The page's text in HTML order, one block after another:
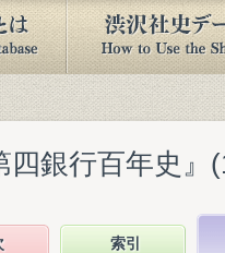
四銀行百年史』
索引